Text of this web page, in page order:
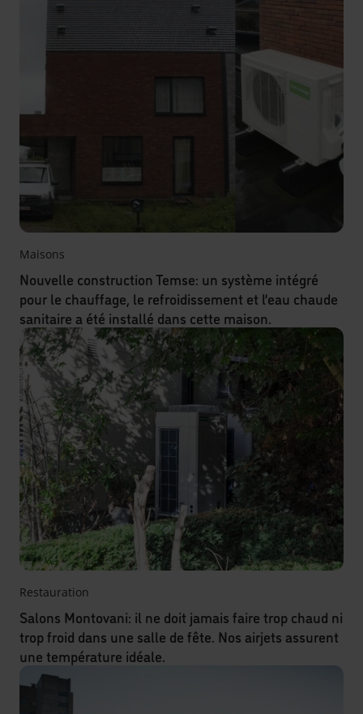
Maisons
Nouvelle construction Temse: un système intégré
pour le chauffage, le refroidissement et l’eau chaude
sanitaire a été installé dans cette maison.
Restauration
Salons Montovani: il ne doit jamais faire trop chaud ni
trop froid dans une salle de fête. Nos airjets assurent
une température idéale.